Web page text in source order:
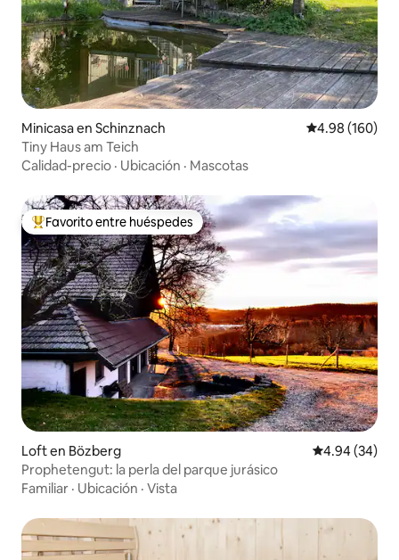
Minicasa en Schinznach Calificación
4.98 (160)
Tiny Haus am Teich
Calidad-precio · Ubicación · Mascotas
Favorito entre huéspedes preferido
Favorito entre huéspedes
Loft en Bözberg Calificación
4.94 (34)
Prophetengut: la perla del parque jurásico
Familiar · Ubicación · Vista